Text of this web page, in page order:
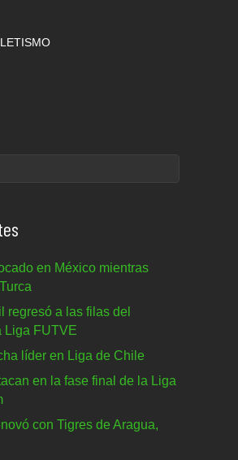
en México mientras
regresó a las filas del
Liga FUTVE
líder en Liga de Chile
en la fase final de la Liga
con Tigres de Aragua,